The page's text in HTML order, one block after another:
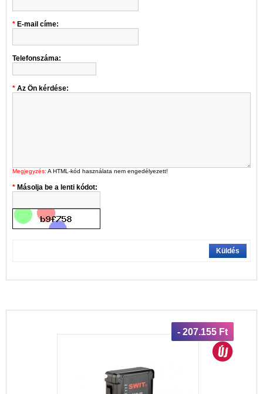
E-mail címe:
Telefonszáma:
Az Ön kérdése:
Megjegyzés: A HTML-kód használata nem engedélyezett!
Másolja be a lenti kódot:
Küldés
- 207.155 Ft